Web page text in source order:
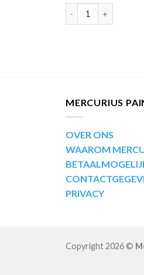
Motip Kompakt
MERCURIUS
OVER ONS
WAAROM
PRIVACY
Copyright 2026 ©